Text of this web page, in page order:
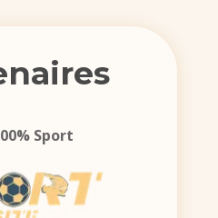
Sport